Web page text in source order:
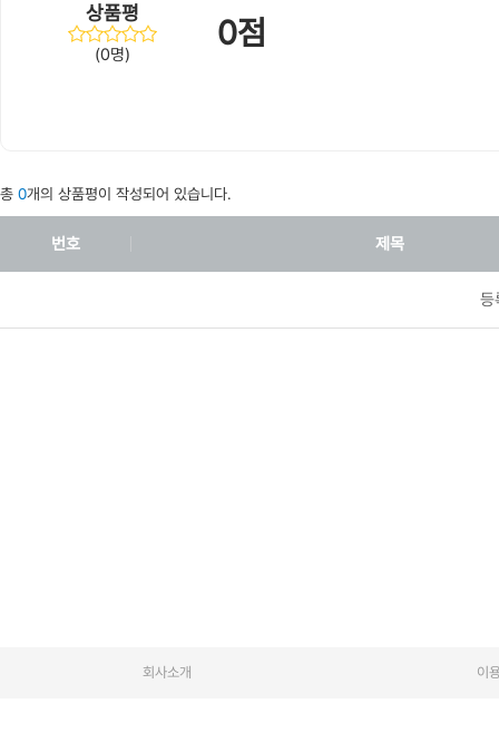
상품평
(0명)
0점
총 0개의 상품평이 작성되어 있습니다.
번호 제목
등
회사소개 이